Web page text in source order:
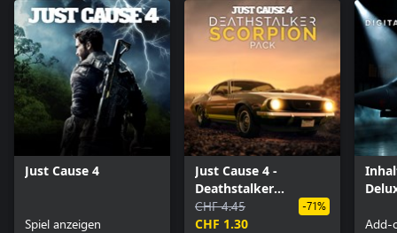
Just Cause 4
Spiel anzeigen
Just Cause 4 -
Deathstalker
Scorpion Pack
CHF 4.45
CHF 1.30
-71%
Add-